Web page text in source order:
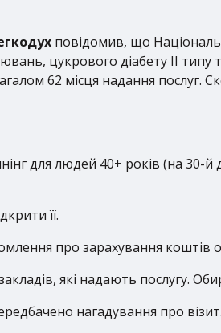
повідомив, що
цукрового діабету ІІ
62 місця надання послуг.
для людей 40+ років (на
її.
про зарахування коштів
які надають послугу.
нагадування про візит.